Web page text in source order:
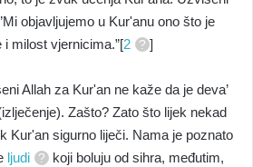
objavljujemo u Kur'anu ono što je
i milost vjernicima.”[2 ]
Allah za Kur'an ne kaže da je deva’
Zašto? Zato što lijek nekad
Kur'an sigurno liječi. Nama je poznato
ljudi
koji boluju od sihra, međutim,